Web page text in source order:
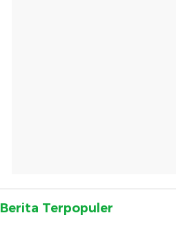
Berita Terpopuler